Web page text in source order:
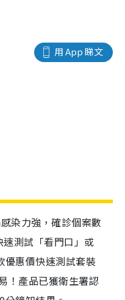
用 App 睇文
染力強，確診個案數
測試「看門口」或
優惠價快速測試套裝
！產品已獲衛生署認